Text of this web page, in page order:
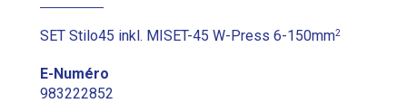
PLIAGE
OUTILS DE DÉCOUPE
SET Stilo45 inkl. MISET-45 W-Press 6-150mm2
E-Numéro
983222852